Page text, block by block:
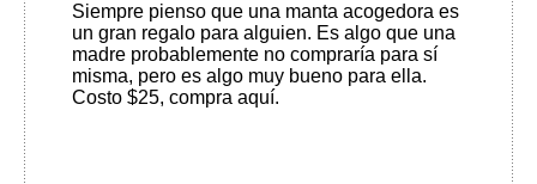
Siempre pienso que una manta acogedora es
un gran regalo para alguien. Es algo que una
madre probablemente no compraría para sí
misma, pero es algo muy bueno para ella.
Costo $25, compra aquí.